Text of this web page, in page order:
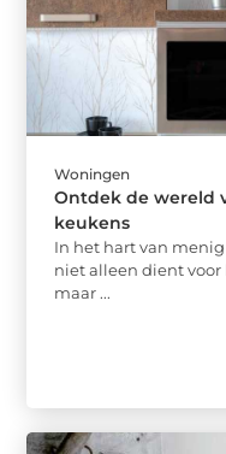
Woningen
Ontdek de wereld
keukens
In het hart van
niet alleen dient
maar ...